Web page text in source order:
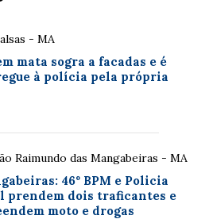
- MA
mata sogra a facadas e é
à polícia pela própria
Raimundo das Mangabeiras - MA
46º BPM e Policia
prendem dois traficantes e
moto e drogas